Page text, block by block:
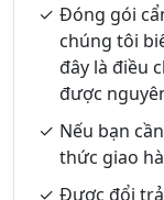
Đóng gói
chúng tôi
đây là điều
được
Nếu bạn
thức giao
Được đổi